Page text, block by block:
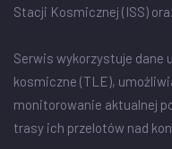
Stacji Kosmicznej (ISS)
Serwis wykorzystuje dane
kosmiczne (TLE),
monitorowanie aktualnej
trasy ich przelotów nad